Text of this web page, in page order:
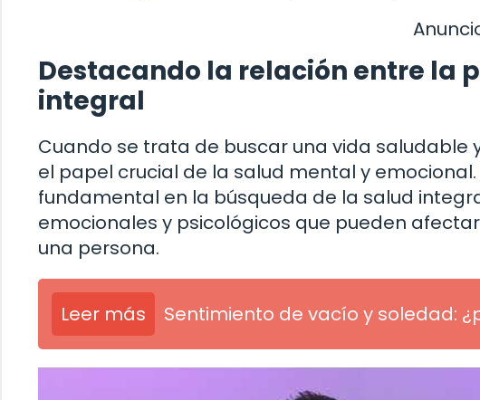
Destacando la relación entre la
integral
Cuando se trata de buscar una vida saludable
el papel crucial de la salud mental y
fundamental en la búsqueda de la salud
emocionales y psicológicos que pueden
una persona.
Leer más Sentimiento de vacío y soledad: